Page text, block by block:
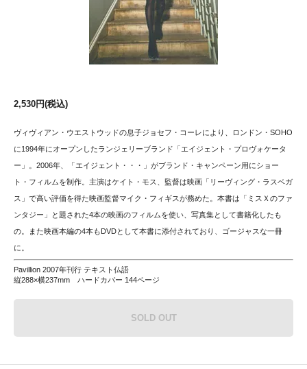
2,530円(税込)
ヴィヴィアン・ウエストウッドの息子ジョセフ・コーレにより、ロンドン・SOHO
に1994年にオープンしたランジェリーブランド「エイジェント・プロヴォケータ
ー」。2006年、「エイジェント・・・」がブランド・キャンペーン用にショー
ト・フィルムを制作。主演はケイト・モス、監督は映画「リーヴィング・ラスベガ
ス」で高い評価を得た映画監督マイク・フィギスが務めた。本書は「ミスＸのファ
ンタジー」と題された4本の映画のフィルムを使い、写真集として書籍化したも
の。また映画本編の4本もDVDとして本書に添付されており、ゴージャスな一冊
に。
Pavillion 2007年刊行 テキスト仏語
縦288×横237mm ハードカバー 144ページ
SOLD OUT